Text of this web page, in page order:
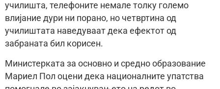
училишта, телефоните немале толку големо
влијание дури ни порано, но четвртина од
училиштата наведуваат дека ефектот од
забраната бил корисен.
Министерката за основно и средно образование
Мариел Пол оцени дека националните упатства